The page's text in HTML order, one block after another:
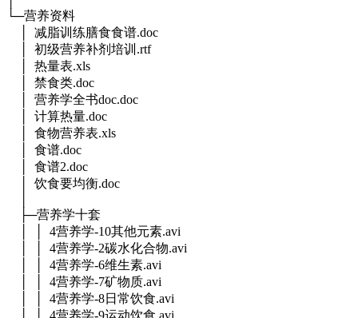
└─营养资料
│ 减脂训练膳食食谱.doc
│ 初级营养补剂培训.rtf
│ 热量表.xls
│ 禁食类.doc
│ 营养学全书doc.doc
│ 计算热量.doc
│ 食物营养表.xls
│ 食谱.doc
│ 食谱2.doc
│ 饮食要均衡.doc
├─营养学十套
│ │ 4营养学-10其他元素.avi
│ │ 4营养学-2碳水化合物.avi
│ │ 4营养学-6维生素.avi
│ │ 4营养学-7矿物质.avi
│ │ 4营养学-8日常饮食.avi